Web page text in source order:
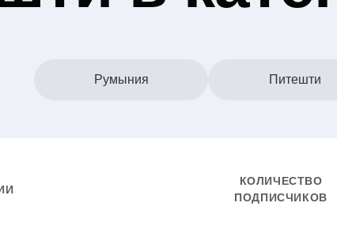
Румыния Питешти
КОЛИЧЕСТВО
ПОДПИСЧИКОВ